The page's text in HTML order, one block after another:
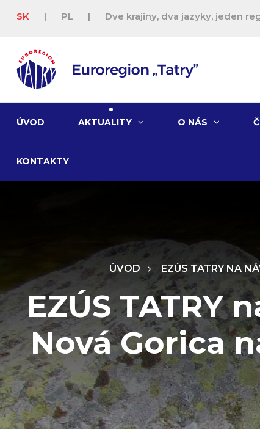
SK | PL | Dve krajiny, dva jazyky, jeden
ÚVOD AKTUALITY O NÁS
KONTAKTY
ÚVOD EZÚS TATRY NA
EZÚS TATRY
Nová Gorica